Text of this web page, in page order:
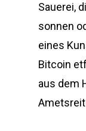
Sauerei,
sonnen
eines
Bitcoin
aus dem